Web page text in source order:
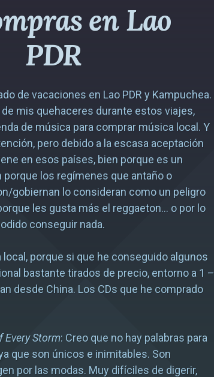
en Lao
PDR
de vacaciones en Lao PDR y Kampuchea.
mis quehaceres durante estos viajes,
de música para comprar música local. Y
pero debido a la escasa aceptación
en esos países, bien porque es un
porque los regímenes que antaño o
gobiernan lo consideran como un peligro
les gusta más el reggaeton… o por lo
conseguir nada.
local, porque si que he conseguido algunos
bastante tirados de precio, entorno a 1 –
desde China. Los CDs que he comprado
Every Storm: Creo que no hay palabras para
que son únicos e inimitables. Son
por las modas. Muy difíciles de digerir,